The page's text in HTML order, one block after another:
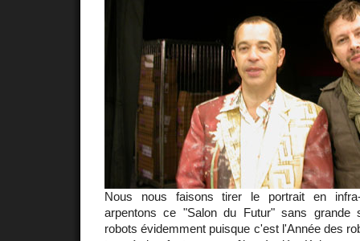
Nous nous faisons tirer le portrait en
arpentons ce "Salon du Futur" sans grande
robots évidemment puisque c'est l'Année des